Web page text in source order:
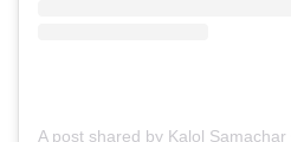
A post shared by Kalol